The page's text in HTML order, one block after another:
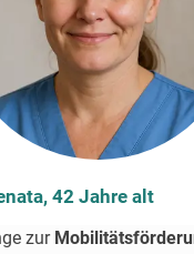
42 Jahre alt
zur